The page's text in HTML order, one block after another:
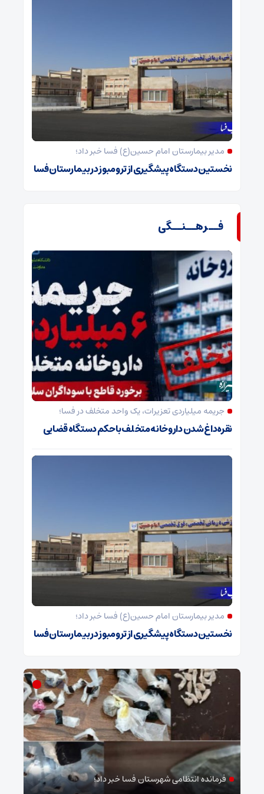
مدیر بیمارستان امام حسین(ع) فسا خبر داد؛
نخستین دستگاه پیشگیری از ترومبوز در بیمارستان فسا
فــرهــنــگی
جریمه میلیاردی تعزیرات، یک واحد متخلف در فسا؛
نقره‌داغ شدن داروخانه متخلف با حکم دستگاه قضایی
مدیر بیمارستان امام حسین(ع) فسا خبر داد؛
نخستین دستگاه پیشگیری از ترومبوز در بیمارستان فسا
فرمانده انتظامی شهرستان فسا خبر داد؛